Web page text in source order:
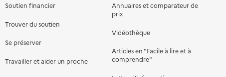
Soutien financier
Trouver du soutien
Se préserver
Travailler et aider un proche
Annuaires et comparateur de
prix
Vidéothèque
Articles en "Facile à lire et à
comprendre"